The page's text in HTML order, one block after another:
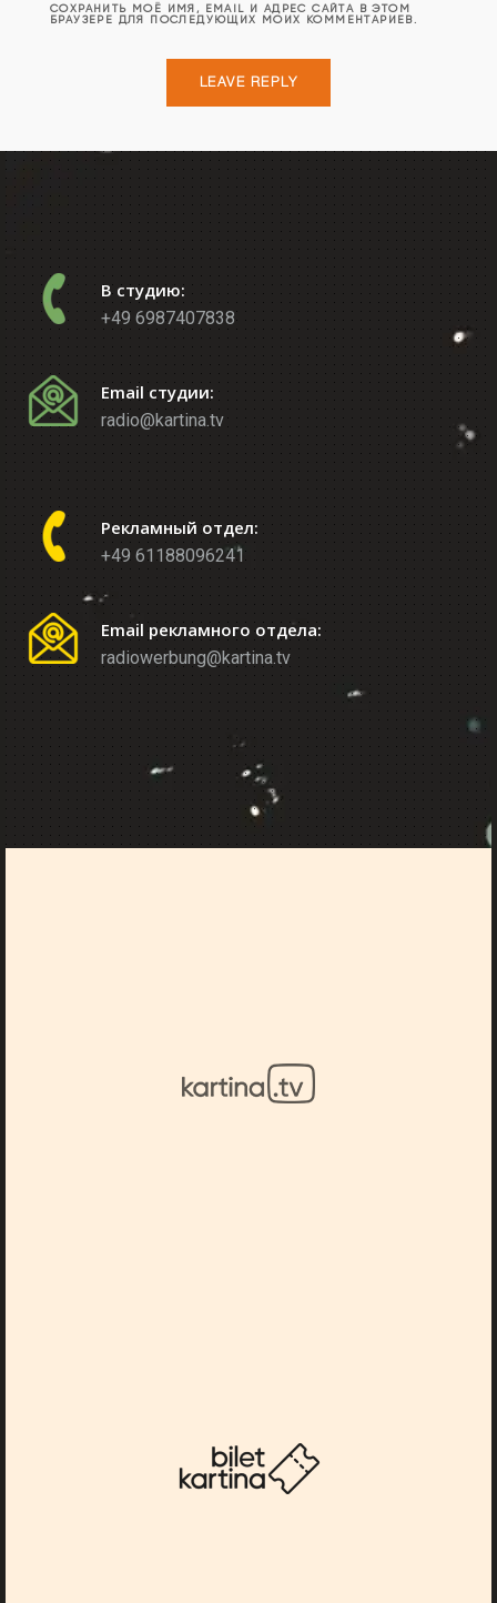
СОХРАНИТЬ МОЁ ИМЯ, EMAIL И АДРЕС САЙТА В ЭТОМ
БРАУЗЕРЕ ДЛЯ ПОСЛЕДУЮЩИХ МОИХ КОММЕНТАРИЕВ.
В студию:
+49 6987407838
Email студии:
radio@kartina.tv
Рекламный отдел:
+49 61188096241
Email рекламного отдела:
radiowerbung@kartina.tv